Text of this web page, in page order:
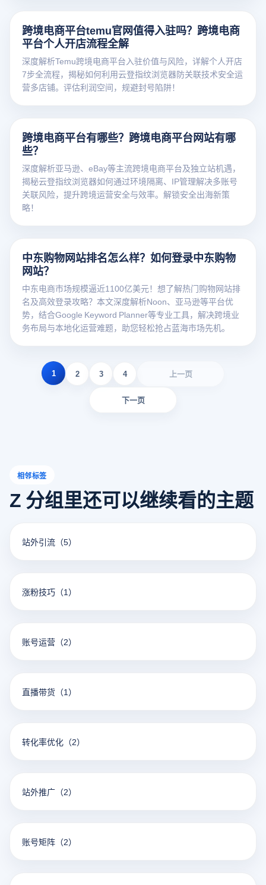
跨境电商平台temu官网值得入驻吗？跨境电商
平台个人开店流程全解
深度解析Temu跨境电商平台入驻价值与风险，详解个人开店
7步全流程，揭秘如何利用云登指纹浏览器防关联技术安全运
营多店铺。评估利润空间，规避封号陷阱！
跨境电商平台有哪些？跨境电商平台网站有哪
些？
深度解析亚马逊、eBay等主流跨境电商平台及独立站机遇，
揭秘云登指纹浏览器如何通过环境隔离、IP管理解决多账号
关联风险，提升跨境运营安全与效率。解锁安全出海新策
略！
中东购物网站排名怎么样？如何登录中东购物
网站？
中东电商市场规模逼近1100亿美元！想了解热门购物网站排
名及高效登录攻略？本文深度解析Noon、亚马逊等平台优
势，结合Google Keyword Planner等专业工具，解决跨境业
务布局与本地化运营难题，助您轻松抢占蓝海市场先机。
上一页
1 2 3 4
下一页
相邻标签
Z 分组里还可以继续看的主题
站外引流 （5）
涨粉技巧 （1）
账号运营 （2）
直播带货 （1）
转化率优化 （2）
站外推广 （2）
账号矩阵 （2）